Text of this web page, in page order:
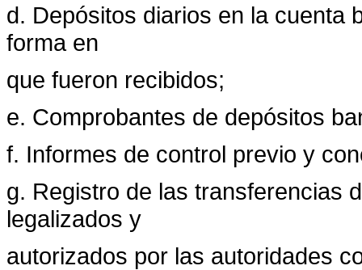
d. Depósitos diarios en la cuenta
forma en
que fueron recibidos;
e. Comprobantes de depósitos
f. Informes de control previo y
g. Registro de las transferencias
legalizados y
autorizados por las autoridades